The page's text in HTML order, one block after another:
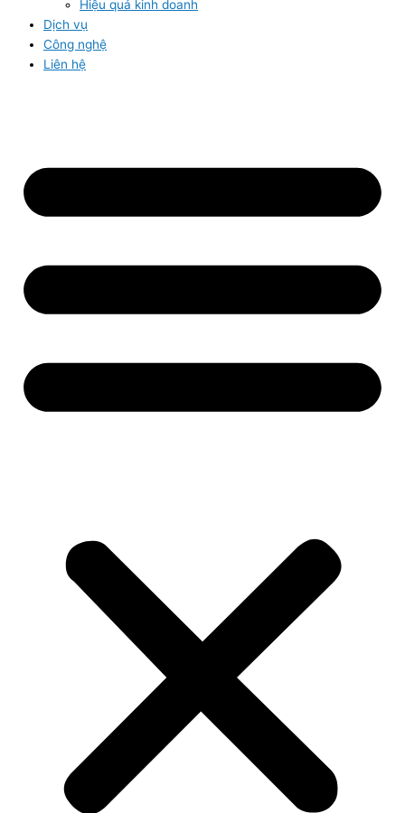
Hiệu quả kinh doanh
Dịch vụ
Công nghệ
Liên hệ